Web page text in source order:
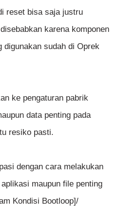
reset bisa saja justru
karena komponen
digunakan sudah di Oprek
ke pengaturan pabrik
data penting pada
resiko pasti.
dengan cara melakukan
maupun file penting
Kondisi Bootloop]/